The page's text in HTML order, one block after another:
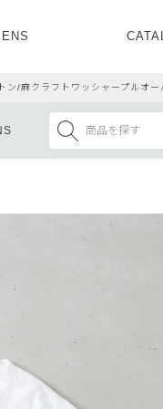
MENS ALL
TOPS
WOMENS
TOPS
CONCEPT NEWS
ン/麻クラフトワッシャープルオー